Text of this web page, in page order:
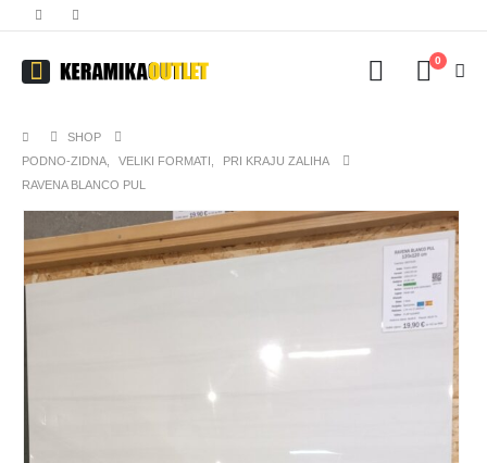
0
SHOP
PODNO-ZIDNA
VELIKI FORMATI
PRI KRAJU ZALIHA
RAVENA BLANCO PUL